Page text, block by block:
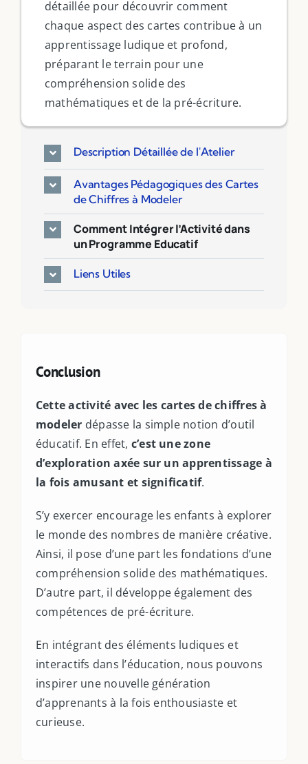
détaillée pour découvrir comment
chaque aspect des cartes contribue à un
apprentissage ludique et profond,
préparant le terrain pour une
compréhension solide des
mathématiques et de la pré-écriture.
Description Détaillée de l'Atelier
Avantages Pédagogiques des Cartes
de Chiffres à Modeler
Comment Intégrer l’Activité dans
un Programme Educatif
Liens Utiles
Conclusion
Cette activité avec les cartes de chiffres à
modeler dépasse la simple notion d’outil
éducatif. En effet, c’est une zone
d’exploration axée sur un apprentissage à
la fois amusant et significatif.
S’y exercer encourage les enfants à explorer
le monde des nombres de manière créative.
Ainsi, il pose d’une part les fondations d’une
compréhension solide des mathématiques.
D’autre part, il développe également des
compétences de pré-écriture.
En intégrant des éléments ludiques et
interactifs dans l’éducation, nous pouvons
inspirer une nouvelle génération
d’apprenants à la fois enthousiaste et
curieuse.
Filter by Custom Post Type
Jeux Ludiques
Leçons
Podcasts
Taxonomies